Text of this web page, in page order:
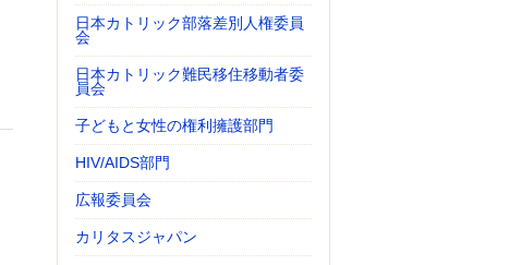
日本カトリック部落差別人権委員
会
日本カトリック難民移住移動者委
員会
子どもと女性の権利擁護部門
HIV/AIDS部門
広報委員会
カリタスジャパン